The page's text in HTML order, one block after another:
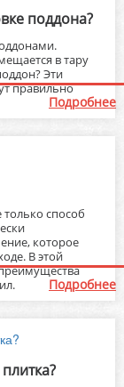
поддона?
в тару
Эти
правильно
Подробнее
способ
которое
В этой
Подробнее